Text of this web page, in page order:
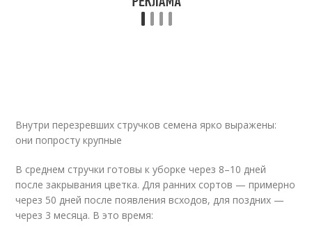
Внутри перезревших стручков семена ярко выражены:
они попросту крупные
В среднем стручки готовы к уборке через 8–10 дней
после закрывания цветка. Для ранних сортов — примерно
через 50 дней после появления всходов, для поздних —
через 3 месяца. В это время: